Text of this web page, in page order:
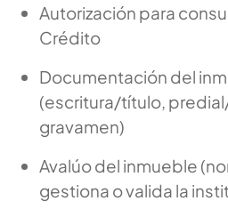
Autorización para
Crédito
Documentación del
(escritura/título,
gravamen)
Avalúo del inmueble
gestiona o valida la